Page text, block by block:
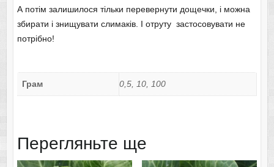
А потім залишилося тільки перевернути дощечки, і можна
збирати і знищувати слимаків. І отруту застосовувати не
потрібно!
Грам 0,5, 10, 100
Перегляньте ще